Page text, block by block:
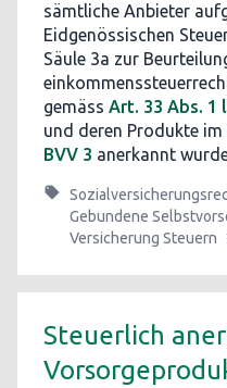
sämtliche Anbieter
Eidgenössischen
Säule 3a zur
gemäss Art. 33 Abs. 1
und deren Produkte im
BVV 3 anerkannt
Gebundene
Versicherung Steuern
Steuerlich